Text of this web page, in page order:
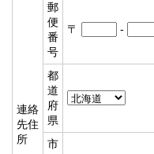
連絡
先住
所
郵
便
番
号
〒 -
都
道
府
県
市